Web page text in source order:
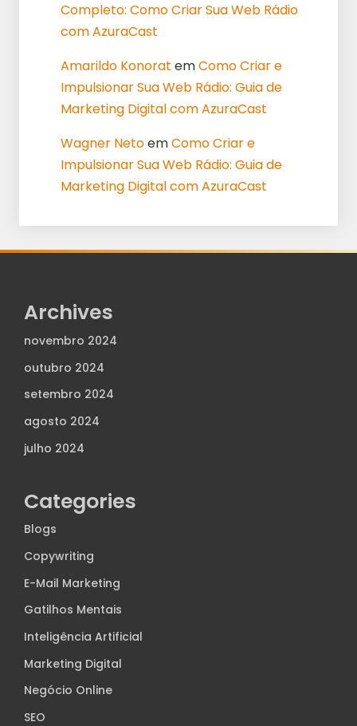
Completo: Como Criar Sua Web Rádio
com AzuraCast
Amarildo Konorat emComo Criar e
Impulsionar Sua Web Rádio: Guia de
Marketing Digital com AzuraCast
Wagner NetoemComo Criar e
Impulsionar Sua Web Rádio: Guia de
Marketing Digital com AzuraCast
Archives
novembro 2024
outubro 2024
setembro 2024
agosto 2024
julho 2024
Categories
Blogs
Copywriting
E-Mail Marketing
Gatilhos Mentais
Inteligência Artificial
Marketing Digital
Negócio Online
SEO